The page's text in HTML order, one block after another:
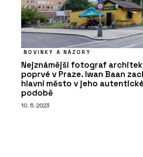
NOVINKY A NÁZORY
Nejznámější fotograf
poprvé v Praze. Iwan Baan
hlavní město v jeho autentické
podobě
10. 5. 2023